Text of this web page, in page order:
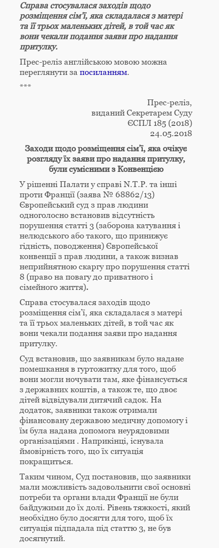
Справа стосувалася заходів щодо
розміщення сім’ї, яка складалася з матері
та її трьох маленьких дітей, в той час як
вони чекали подання заяви про надання
притулку.
Прес-реліз англійською мовою можна
переглянути за посиланням.
***
Прес-реліз,
виданий Секретарем Суду
ЄСПЛ 185 (2018)
24.05.2018
Заходи щодо розміщення сім’ї, яка очікує
розгляду їх заяви про надання притулку,
були сумісними з Конвенцією
У рішенні Палати у справі N.Т.P. та інші
проти Франції (заява № 68862/13)
Європейський суд з прав людини
одноголосно встановив відсутність
порушення статті 3 (заборона катування і
нелюдського або такого, що принижує
гідність, поводження) Європейської
конвенції з прав людини, а також визнав
неприйнятною скаргу про порушення статті
8 (право на повагу до приватного і
сімейного життя).
Справа стосувалася заходів щодо
розміщення сім’ї, яка складалася з матері
та її трьох маленьких дітей, в той час як
вони чекали подання заяви про надання
притулку.
Суд встановив, що заявникам було надане
помешкання в гуртожитку для того, щоб
вони могли ночувати там, яке фінансується
з державних коштів, а також те, що двоє
дітей відвідували дитячий садок. На
додаток, заявники також отримали
фінансовану державою медичну допомогу і
їм була надана допомога неурядовими
організаціями . Наприкінці, існувала
ймовірність того, що їх ситуація
покращиться.
Таким чином, Суд постановив, що заявники
мали можливість задовольнити свої основні
потреби та органи влади Франції не були
байдужими до їх долі. Рівень тяжкості, який
необхідно було досягти для того, щоб їх
ситуація підпадала під статтю 3, не був
досягнутий.